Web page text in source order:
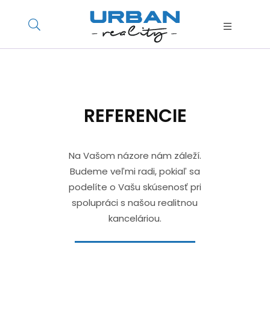
REFERENCIE
Na Vašom názore nám záleží.
Budeme veľmi radi, pokiaľ sa
podelíte o Vašu skúsenosť pri
spolupráci s našou realitnou
kanceláriou.